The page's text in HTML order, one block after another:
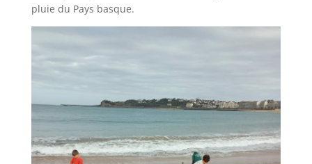
pluie du Pays basque.